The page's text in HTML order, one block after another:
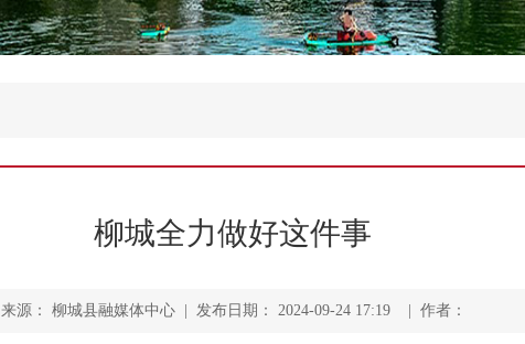
柳城全力做好这件事
来源： 柳城县融媒体中心 | 发布日期： 2024-09-24 17:19 | 作者：